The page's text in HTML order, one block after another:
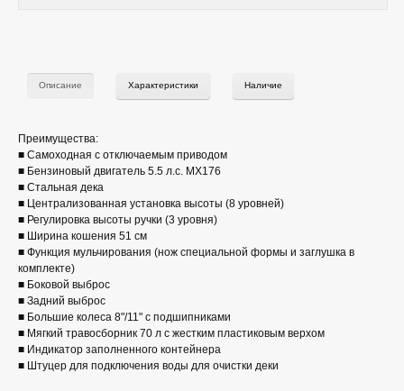
Описание Характеристики Наличие
Преимущества:
■ Самоходная с отключаемым приводом
■ Бензиновый двигатель 5.5 л.с. MX176
■ Стальная дека
■ Централизованная установка высоты (8 уровней)
■ Регулировка высоты ручки (3 уровня)
■ Ширина кошения 51 см
■ Функция мульчирования (нож специальной формы и заглушка в
комплекте)
■ Боковой выброс
■ Задний выброс
■ Большие колеса 8"/11" с подшипниками
■ Мягкий травосборник 70 л с жестким пластиковым верхом
■ Индикатор заполненного контейнера
■ Штуцер для подключения воды для очистки деки